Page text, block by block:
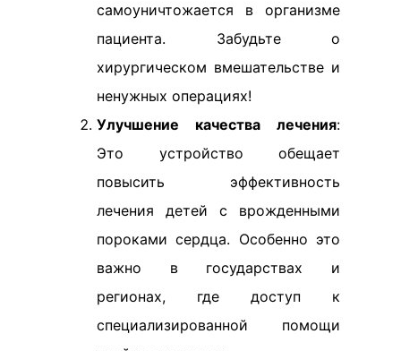
самоуничтожается в организме
пациента. Забудьте о
хирургическом вмешательстве и
ненужных операциях!
Улучшение качества лечения:
Это устройство обещает
повысить эффективность
лечения детей с врожденными
пороками сердца. Особенно это
важно в государствах и
регионах, где доступ к
специализированной помощи